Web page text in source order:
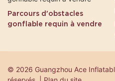
Parcours d'obstacles
gonflable requin à vendre
© 2026 Guangzhou Ace